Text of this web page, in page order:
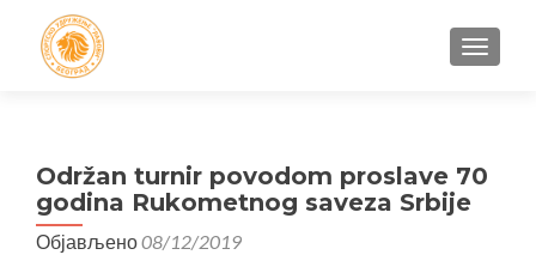
Održan turnir povodom proslave 70
godina Rukometnog saveza Srbije
Објављено08/12/2019